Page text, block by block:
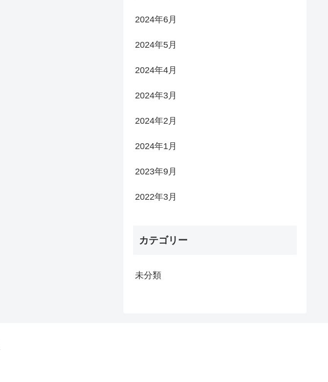
2024年6月
2024年5月
2024年4月
2024年3月
2024年2月
2024年1月
2023年9月
2022年3月
カテゴリー
未分類